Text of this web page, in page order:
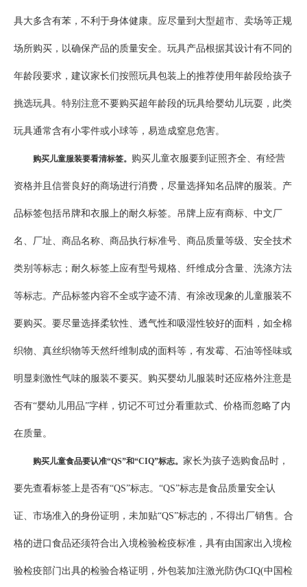
具大多含有苯，不利于身体健康。应尽量到大型超市、卖场等正规
场所购买，以确保产品的质量安全。玩具产品根据其设计有不同的
年龄段要求，建议家长们按照玩具包装上的推荐使用年龄段给孩子
挑选玩具。特别注意不要购买超年龄段的玩具给婴幼儿玩耍，此类
玩具通常含有小零件或小球等，易造成窒息危害。
购买儿童服装要看清标签。 购买儿童衣服要到证照齐全、有经营
资格并且信誉良好的商场进行消费，尽量选择知名品牌的服装。产
品标签包括吊牌和衣服上的耐久标签。吊牌上应有商标、中文厂
名、厂址、商品名称、商品执行标准号、商品质量等级、安全技术
类别等标志；耐久标签上应有型号规格、纤维成分含量、洗涤方法
等标志。产品标签内容不全或字迹不清、有涂改现象的儿童服装不
要购买。要尽量选择柔软性、透气性和吸湿性较好的面料，如全棉
织物、真丝织物等天然纤维制成的面料等，有发霉、石油等怪味或
明显刺激性气味的服装不要买。购买婴幼儿服装时还应格外注意是
否有“婴幼儿用品”字样，切记不可过分看重款式、价格而忽略了内
在质量。
购买儿童食品要认准“QS”和“CIQ”标志。 家长为孩子选购食品时，
要先查看标签上是否有“QS”标志。“QS”标志是食品质量安全认
证、市场准入的身份证明，未加贴“QS”标志的，不得出厂销售。合
格的进口食品还须符合出入境检验检疫标准，具有由国家出入境检
验检疫部门出具的检验合格证明，外包装加注激光防伪CIQ(中国检